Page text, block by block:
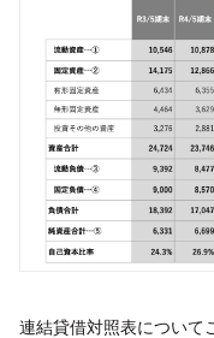
連結貸借対照表について